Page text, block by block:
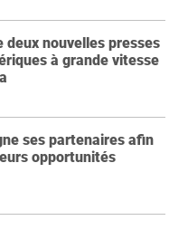
deux nouvelles presses
à grande vitesse
ses partenaires afin
opportunités